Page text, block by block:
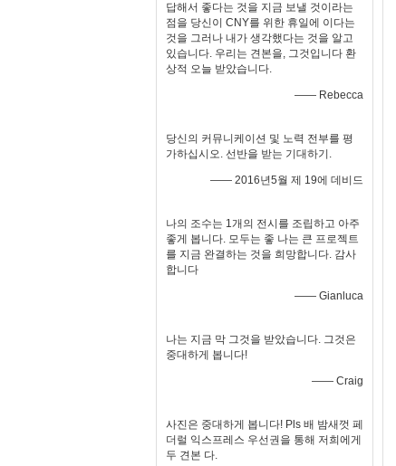
답해서 좋다는 것을 지금 보낼 것이라는
점을 당신이 CNY를 위한 휴일에 이다는
것을 그러나 내가 생각했다는 것을 알고
있습니다. 우리는 견본을, 그것입니다 환
상적 오늘 받았습니다.
—— Rebecca
당신의 커뮤니케이션 및 노력 전부를 평
가하십시오. 선반을 받는 기대하기.
—— 2016년5월 제 19에 데비드
나의 조수는 1개의 전시를 조립하고 아주
좋게 봅니다. 모두는 좋 나는 큰 프로젝트
를 지금 완결하는 것을 희망합니다. 감사
합니다
—— Gianluca
나는 지금 막 그것을 받았습니다. 그것은
중대하게 봅니다!
—— Craig
사진은 중대하게 봅니다! Pls 배 밤새껏 페
더럴 익스프레스 우선권을 통해 저희에게
두 견본 다.